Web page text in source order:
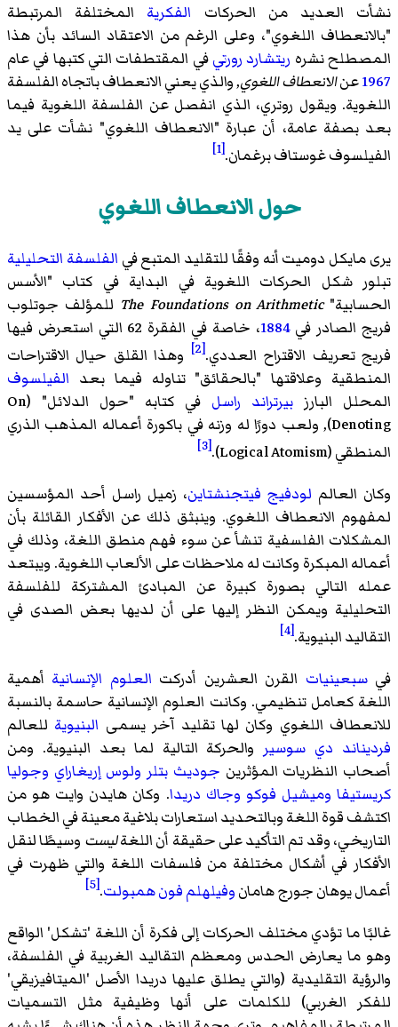
نشأت العديد من الحركات الفكرية المختلفة المرتبطة
"بالانعطاف اللغوي"، وعلى الرغم من الاعتقاد السائد بأن هذا
المصطلح نشره ريتشارد رورتيفي المقتطفات التي كتبها في عام
1967عنالانعطاف اللغوي, والذي يعني الانعطاف باتجاه الفلسفة
اللغوية. ويقول روتري، الذي انفصل عن الفلسفة اللغوية فيما
بعد بصفة عامة، أن عبارة "الانعطاف اللغوي" نشأت على يد
الفيلسوفغوستاف برغمان.
[1]
حول الانعطاف اللغوي
يرى مايكل دوميت أنه وفقًا للتقليد المتبع في الفلسفة التحليلية
تبلور شكل الحركات اللغوية في البداية في كتاب "الأسس
الحسابية"The Foundations on Arithmetic للمؤلف جوتلوب
فريج الصادر في1884
، خاصة في الفقرة 62 التي استعرض فيها
فريج تعريف الاقتراح العددي.[2]
وهذا القلق حيال الاقتراحات
المنطقية وعلاقتها "بالحقائق" تناوله فيما بعد الفيلسوف
المحلل البارز بيرتراند راسل
في كتابه "حول الدلائل" (On
Denoting), ولعب دورًا له وزنه في باكورة أعماله المذهب الذري
المنطقي (Logical Atomism).
[3]
وكان العالم لودفيج فيتجنشتاين، زميل راسل أحد المؤسسين
لمفهوم الانعطاف اللغوي. وينبثق ذلك عن الأفكار القائلة بأن
المشكلات الفلسفية تنشأ عن سوء فهم منطق اللغة، وذلك في
أعماله المبكرة وكانت له ملاحظات على الألعاب اللغوية. ويبتعد
عمله التالي بصورة كبيرة عن المبادئ المشتركة للفلسفة
التحليلية ويمكن النظر إليها على أن لديها بعض الصدى في
التقاليد البنيوية.[4]
فيسبعينيات القرن العشرين أدركت العلوم الإنسانية أهمية
اللغة كعامل تنظيمي. وكانت العلوم الإنسانية حاسمة بالنسبة
للانعطاف اللغوي وكان لها تقليد آخر يسمى البنيوية للعالم
فرديناند دي سوسير والحركة التالية لما بعد البنيوية. ومن
أصحاب النظريات المؤثرين جوديث بتلر ولوس إريغاراي وجوليا
كريستيفا وميشيل فوكو وجاك دريدا. وكان هايدن وايت هو من
اكتشف قوة اللغة وبالتحديد استعارات بلاغية معينة في الخطاب
التاريخي، وقد تم التأكيد على حقيقة أن اللغةليست وسيطًا لنقل
الأفكار في أشكال مختلفة من فلسفات اللغة والتي ظهرت في
أعمال يوهان جورج هامانوفيلهلم فون همبولت.
[5]
غالبًا ما تؤدي مختلف الحركات إلى فكرة أن اللغة 'تشكل' الواقع
وهو ما يعارض الحدس ومعظم التقاليد الغربية في الفلسفة،
والرؤية التقليدية (والتي يطلق عليها دريدا الأصل 'الميتافيزيقي'
للفكر الغربي) للكلمات على أنها وظيفية مثل التسميات